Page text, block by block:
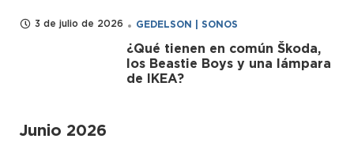
3 de julio de 2026 GEDELSON | SONOS
¿Qué tienen en común Škoda,
los Beastie Boys y una lámpara
de IKEA?
Junio 2026